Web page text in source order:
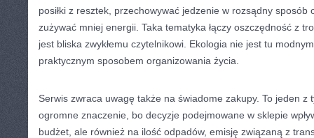
posiłki z resztek, przechowywać jedzenie w rozsądny sposób
zużywać mniej energii. Taka tematyka łączy oszczędność z
jest bliska zwykłemu czytelnikowi. Ekologia nie jest tu
praktycznym sposobem organizowania życia.
Serwis zwraca uwagę także na świadome zakupy. To jeden z
ogromne znaczenie, bo decyzje podejmowane w sklepie
budżet, ale również na ilość odpadów, emisję związaną z